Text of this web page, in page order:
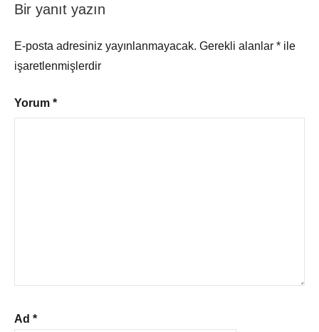
Bir yanıt yazın
E-posta adresiniz yayınlanmayacak. Gerekli alanlar * ile
işaretlenmişlerdir
Yorum *
Ad *